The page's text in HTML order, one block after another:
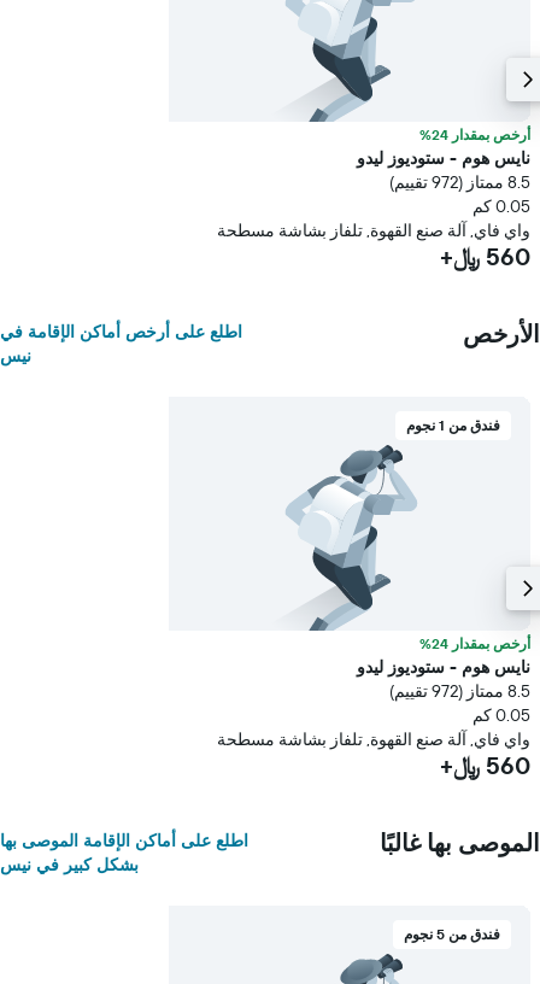
أرخص بمقدار 24%
نايس هوم - ستوديوز ليدو
8.5 ممتاز (972 تقييم)
0.05 كم
واي فاي, آلة صنع القهوة, تلفاز بشاشة مسطحة
560 ﷼+
الأرخص
اطلع على أرخص أماكن الإقامة في
نيس
فندق من 1 نجوم
أرخص بمقدار 24%
نايس هوم - ستوديوز ليدو
8.5 ممتاز (972 تقييم)
0.05 كم
واي فاي, آلة صنع القهوة, تلفاز بشاشة مسطحة
560 ﷼+
الموصى بها غالبًا
اطلع على أماكن الإقامة الموصى بها
بشكل كبير في نيس
فندق من 5 نجوم